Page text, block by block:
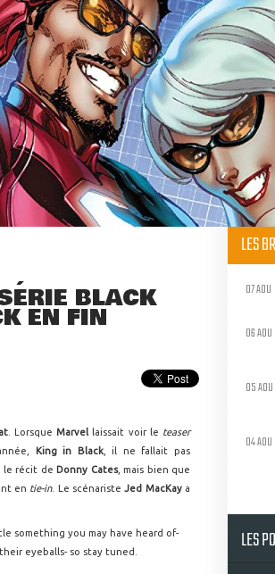
BLACK
EN FIN
. Lorsque Marvel laissait voir le teaser
King in Black, il ne fallait pas
le récit de Donny Cates, mais bien que
en tie-in. Le scénaristeJed MacKay a
something you may have heard of-
eyeballs- so stay tuned.
LES
07 AOU
06 AOU
05 AOU
04 AOU
LES